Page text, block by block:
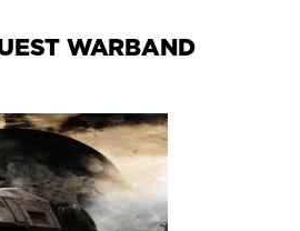
WARBAND